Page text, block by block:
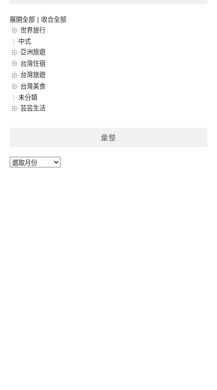
展開全部 | 收合全部
世界旅行
中式
亞洲旅遊
台灣住宿
台灣旅遊
台灣美食
未分類
芸芸生活
彙整
彙